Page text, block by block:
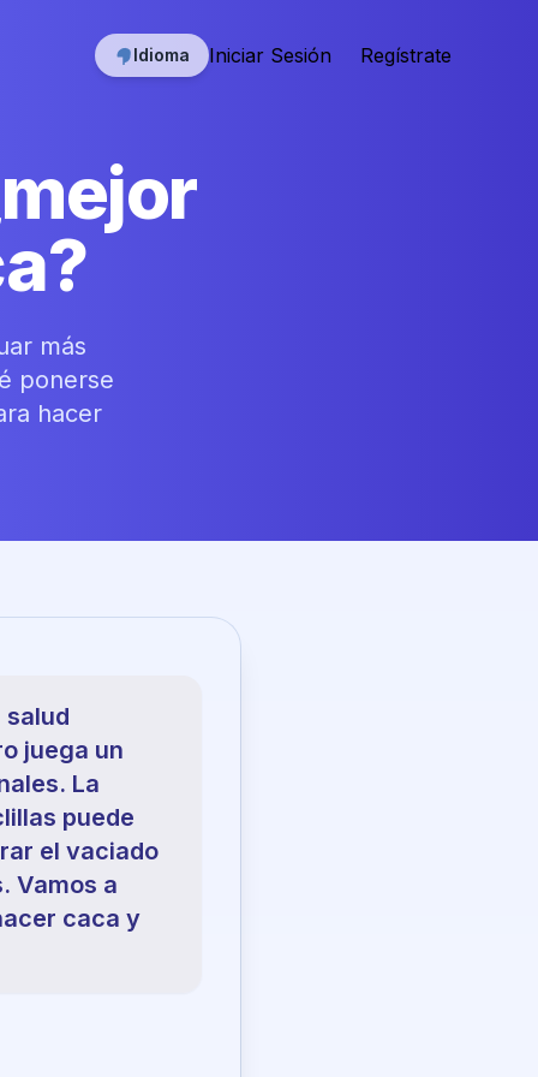
Idioma Iniciar Sesión Regístrate
más
ponerse
hacer
salud
juega un
La
puede
el vaciado
Vamos a
caca y